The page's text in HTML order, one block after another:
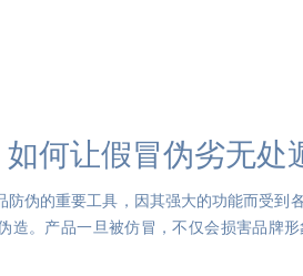
何让假冒伪劣无处
防伪的重要工具，因其强大的功能而受到
造。产品一旦被仿冒，不仅会损害品牌